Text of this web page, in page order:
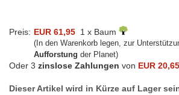
Preis: EUR 61,95 1 x Baum
(In den Warenkorb legen, zur
Aufforstung der Planet)
Oder 3 zinslose Zahlungen von EUR 20,65
Dieser Artikel wird in Kürze auf Lager